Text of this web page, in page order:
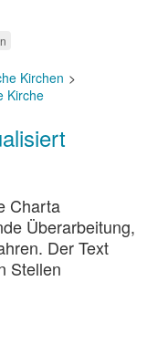
Kirchen
Kirche
Charta
Überarbeitung,
Der Text
Stellen